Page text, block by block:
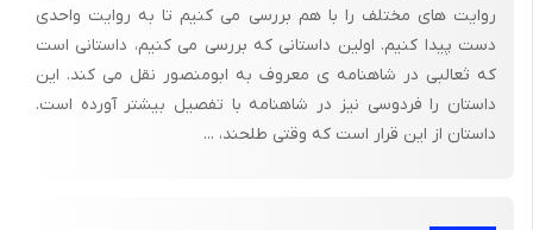
پشت تاشویی باشد که بتوان آن را در وضعیت کاملاً راست ثابت کرد و
یا هنگامی که مایل به انتخاب حالت شلی هستید بتوانید آن را آزاد کرد.
دسته های صندلی امکان می دهد قسمت فوقانی بدن خود را بالا
کشیده و اندکی از بار روی کمر بکاهید. صندلی باید به اندازه کافی وسیع
باشد، به گونه ای که وزن خود را تغییر محل دهید. از سوی دیگر برای
روایت های مختلف را با هم بررسی می کنیم تا به روایت واحدی
دست پیدا کنیم. اولین داستانی که بررسی می کنیم، داستانی است
که ثعالبی در شاهنامه ی معروف به ابومنصور نقل می کند. این
داستان را فردوسی نیز در شاهنامه با تفصیل بیشتر آورده است.
داستان از این قرار است که وقتی طلحند، ...